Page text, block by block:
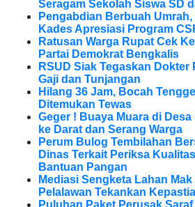
Seragam Sekolah Siswa SD
Pengabdian Berbuah
Kades Apresiasi Program
Ratusan Warga Rupat Cek
Partai Demokrat Bengkalis
RSUD Siak Tegaskan Dokter
Gaji dan Tunjangan
Hilang 36 Jam, Bocah
Ditemukan Tewas
Geger ! Buaya Muara di
ke Darat dan Serang Warga
Perum Bulog Tembilahan
Dinas Terkait Periksa
Bantuan Pangan
Mediasi Sengketa Lahan
Pelalawan Tekankan